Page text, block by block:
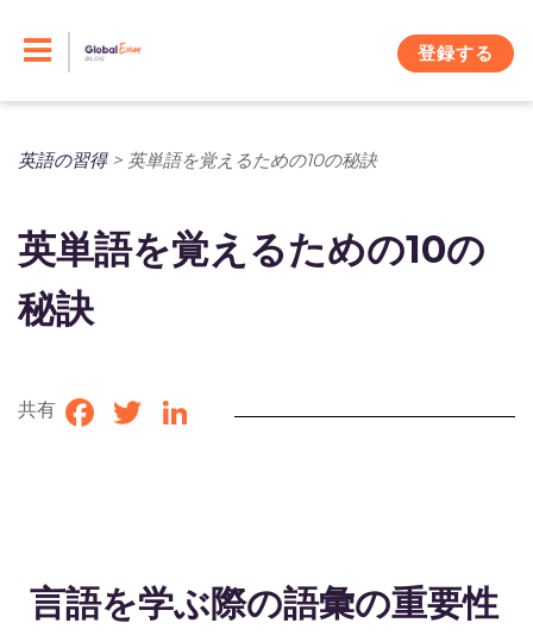
登録する
英語の習得> 英単語を覚えるための10の秘訣
英単語を覚えるための10の
秘訣
共有 Facebook
TwitterLinkedIn
言語を学ぶ際の語彙の重要性